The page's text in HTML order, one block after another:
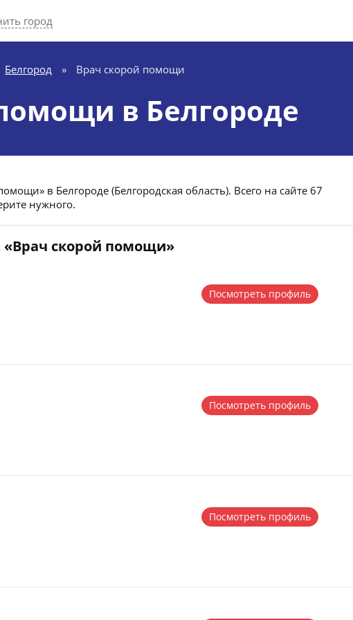
город
Белгород » Врач скорой помощи
в Белгороде
в Белгороде (Белгородская область). Всего на сайте 67
нужного.
«Врач скорой помощи»
Посмотреть профиль
Посмотреть профиль
Посмотреть профиль